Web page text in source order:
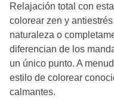
Relajación total con
colorear zen y
naturaleza o
diferencian de los
un único punto. A
estilo de colorear
calmantes.